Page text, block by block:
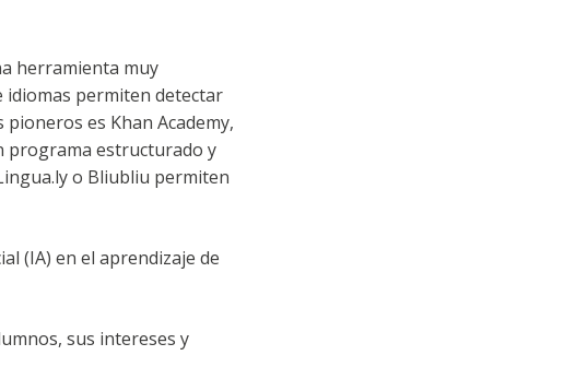
herramienta muy
idiomas permiten detectar
es Khan Academy,
programa estructurado y
o Bliubliu permiten
(IA) en el aprendizaje de
sus intereses y